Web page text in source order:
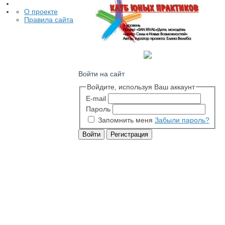
Войти на сайт
Войдите, используя Ваш аккаунт
E-mail
Пароль
Запомнить меня Забыли пароль?
О проекте
Правила сайта